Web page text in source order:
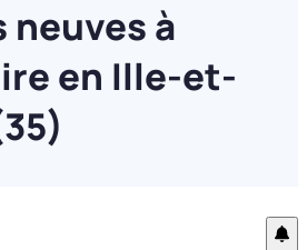
neuves à
en Ille-et-